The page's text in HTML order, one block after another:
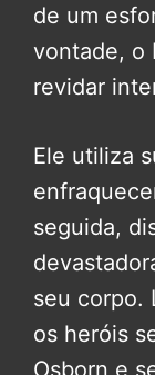
de um
vontade, o
revidar
Ele utiliza
seguida,
seu corpo.
os heróis
Osborn e